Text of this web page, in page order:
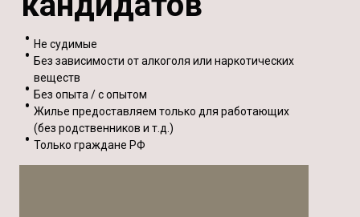
Не судимые
Без зависимости от алкоголя или наркотических
веществ
Без опыта / с опытом
Жилье предоставляем только для работающих
(без родственников и т.д.)
Только граждане РФ